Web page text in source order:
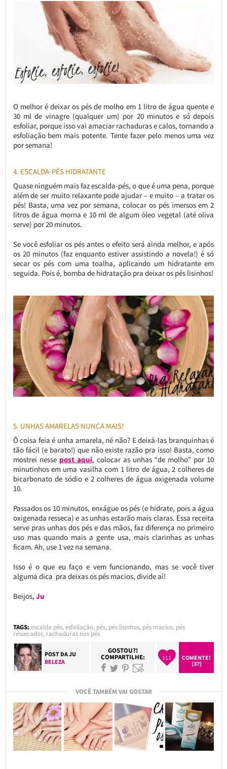
O melhor é deixar os pés de molho em 1 litro de água quente e
30 ml de vinagre (qualquer um) por 20 minutos e só depois
esfoliar, porque isso vai amaciar rachaduras e calos, tornando a
esfoliação bem mais potente. Tente fazer pelo menos uma vez
por semana!
4. ESCALDA-PÉS HIDRATANTE
Quase ninguém mais faz escalda-pés, o que é uma pena, porque
além de ser muito relaxante pode ajudar – e muito – a tratar os
pés! Basta, uma vez por semana, colocar os pés imersos em 2
litros de água morna e 10 ml de algum óleo vegetal (até oliva
serve) por 20 minutos.
Se você esfoliar os pés antes o efeito será ainda melhor, e após
os 20 minutos (faz enquanto estiver assistindo a novela!) é só
secar os pés com uma toalha, aplicando um hidratante em
seguida. Pois é, bomba de hidratação pra deixar os pés lisinhos!
5. UNHAS AMARELAS NUNCA MAIS!
Ô coisa feia é unha amarela, né não? E deixá-las branquinhas é
tão fácil (e barato!) que não existe razão pra isso! Basta, como
mostrei nesse post aqui, colocar as unhas “de molho” por 10
minutinhos em uma vasilha com 1 litro de água, 2 colheres de
bicarbonato de sódio e 2 colheres de água oxigenada volume
10.
Passados os 10 minutos, enxágue os pés (e hidrate, pois a água
oxigenada resseca) e as unhas estarão mais claras. Essa receita
serve pras unhas dos pés e das mãos, faz diferença no primeiro
uso mas quando mais a gente usa, mais clarinhas as unhas
ficam. Ah, use 1 vez na semana.
Isso é o que eu faço e vem funcionando, mas se você tiver
alguma dica pra deixas os pés macios, divide aí!
Beijos, Ju
TAGS: escalda pés,esfoliação, pés, pés lisinhos, pés macios, pés
ressecados, rachaduras nos pés
POST DAJU
BELEZA
GOSTOU?!
COMPARTILHE: 111
COMENTE!
(37)
VOCÊ TAMBÉM VAI GOSTAR